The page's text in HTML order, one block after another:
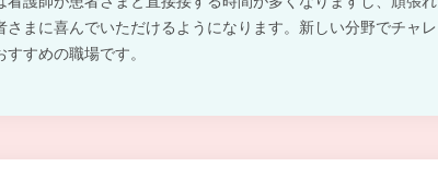
さまに喜んでいただけるようになります。新しい分野でチャレ
すめの職場です。